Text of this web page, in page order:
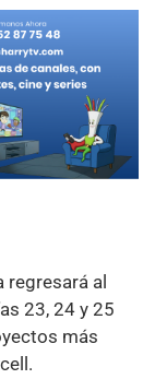
al
23, 24 y 25
más